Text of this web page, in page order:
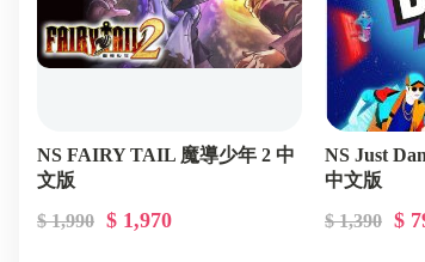
NS FAIRY TAIL 魔導少年 2 中
文版
$ 1,990 $ 1,970
NS Just
中文版
$ 1,390 $